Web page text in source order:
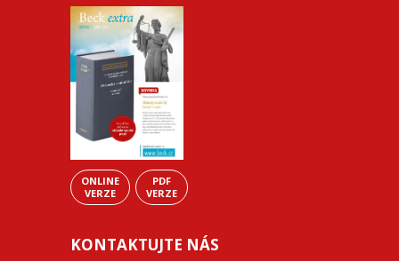
ONLINE
VERZE
PDF
VERZE
KONTAKTUJTE NÁS